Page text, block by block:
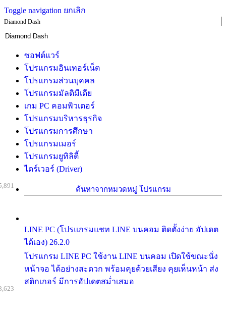
Toggle navigation ยกเลิก
Diamond Dash
ซอฟต์แวร์
โปรแกรมอินเทอร์เน็ต
โปรแกรมส่วนบุคคล
โปรแกรมมัลติมีเดีย
เกม PC คอมพิวเตอร์
โปรแกรมบริหารธุรกิจ
โปรแกรมการศึกษา
โปรแกรมเมอร์
โปรแกรมยูทิลิตี้
ไดร์เวอร์ (Driver)
ค้นหาจากหมวดหมู่ โปรแกรม
LINE PC (โปรแกรมแชท LINE บนคอม ติดตั้งง่าย อัปเดต
ได้เอง) 26.2.0
โปรแกรม LINE PC ใช้งาน LINE บนคอม เปิดใช้ขณะนั่ง
หน้าจอ ได้อย่างสะดวก พร้อมคุยด้วยเสียง คุยเห็นหน้า ส่ง
สติกเกอร์ มีการอัปเดตสม่ำเสมอ